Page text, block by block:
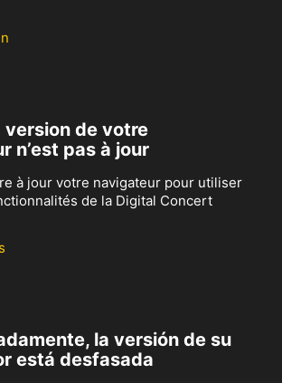
version de votre
n’est pas à jour
à jour votre navigateur pour utiliser
de la Digital Concert
la versión de su
está desfasada